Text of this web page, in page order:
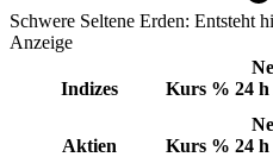
Schwere Seltene Erden: Entsteht
Anzeige
Indizes Kurs % 24
Aktien Kurs % 24